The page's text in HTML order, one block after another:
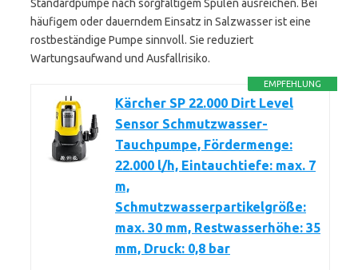
Standardpumpe nach sorgfältigem Spülen ausreichen. Bei
häufigem oder dauerndem Einsatz in Salzwasser ist eine
rostbeständige Pumpe sinnvoll. Sie reduziert
Wartungsaufwand und Ausfallrisiko.
EMPFEHLUNG
Kärcher SP 22.000 Dirt Level
Sensor Schmutzwasser-
Tauchpumpe, Fördermenge:
22.000 l/h, Eintauchtiefe: max. 7
m,
Schmutzwasserpartikelgröße:
max. 30 mm, Restwasserhöhe: 35
mm, Druck: 0,8 bar